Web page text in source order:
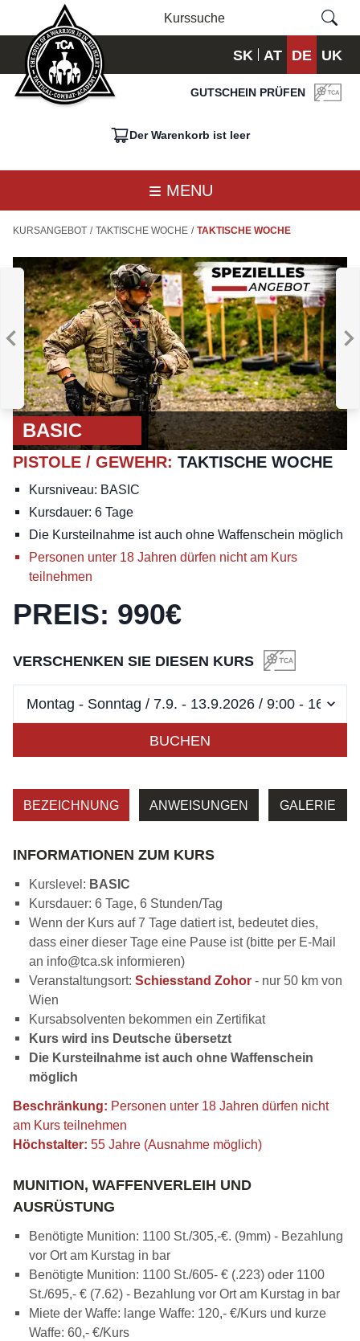
SK AT DE UK
GUTSCHEIN PRÜFEN
Der Warenkorb ist leer
MENU
KURSANGEBOT / TAKTISCHE WOCHE / TAKTISCHE WOCHE
MASTER
KURS: TCA WEAPON
MASTER
BASIC
PISTOLE / GEWEHR: TAKTISCHE WOCHE
Kursniveau: BASIC
Kursdauer: 6 Tage
Die Kursteilnahme ist auch ohne Waffenschein möglich
Personen unter 18 Jahren dürfen nicht am Kurs
teilnehmen
PREIS: 990€
VERSCHENKEN SIE DIESEN KURS
BUCHEN
BEZEICHNUNG ANWEISUNGEN GALERIE
INFORMATIONEN ZUM KURS
Kurslevel: BASIC
Kursdauer: 6 Tage, 6 Stunden/Tag
Wenn der Kurs auf 7 Tage datiert ist, bedeutet dies,
dass einer dieser Tage eine Pause ist (bitte per E-Mail
an info@tca.sk informieren)
Veranstaltungsort: Schiesstand Zohor - nur 50 km von
Wien
Kursabsolventen bekommen ein Zertifikat
Kurs wird ins Deutsche übersetzt
Die Kursteilnahme ist auch ohne Waffenschein
möglich
Beschränkung: Personen unter 18 Jahren dürfen nicht
am Kurs teilnehmen
Höchstalter: 55 Jahre (Ausnahme möglich)
MUNITION, WAFFENVERLEIH UND
AUSRÜSTUNG
Benötigte Munition: 1100 St./305,-€. (9mm) - Bezahlung
vor Ort am Kurstag in bar
Benötigte Munition: 1100 St./605- € (.223) oder 1100
St./695,- € (7.62) - Bezahlung vor Ort am Kurstag in bar
Miete der Waffe: lange Waffe: 120,- €/Kurs und kurze
Waffe: 60,- €/Kurs